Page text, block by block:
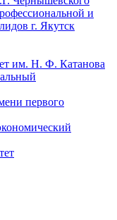
и
г. Якутск
им. Н. Ф. Катанова
первого